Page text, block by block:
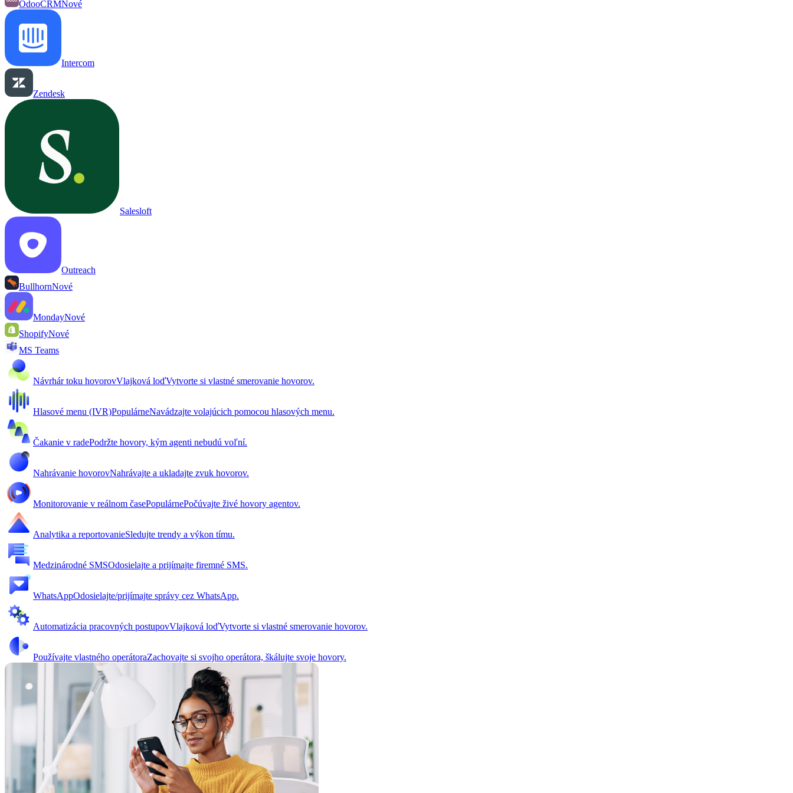
OdooCRMNové
Intercom
Zendesk
Salesloft
Outreach
BullhornNové
MondayNové
ShopifyNové
MS Teams
Návrhár toku hovorovVlajková loďVytvorte si vlastné smerovanie hovorov.
Hlasové menu (IVR)PopulárneNavádzajte volajúcich pomocou hlasových menu.
Čakanie v radePodržte hovory, kým agenti nebudú voľní.
Nahrávanie hovorovNahrávajte a ukladajte zvuk hovorov.
Monitorovanie v reálnom časePopulárnePočúvajte živé hovory agentov.
Analytika a reportovanieSledujte trendy a výkon tímu.
Medzinárodné SMSOdosielajte a prijímajte firemné SMS.
WhatsAppOdosielajte/prijímajte správy cez WhatsApp.
Automatizácia pracovných postupovVlajková loďVytvorte si vlastné smerovanie hovorov.
Používajte vlastného operátoraZachovajte si svojho operátora, škálujte svoje hovory.